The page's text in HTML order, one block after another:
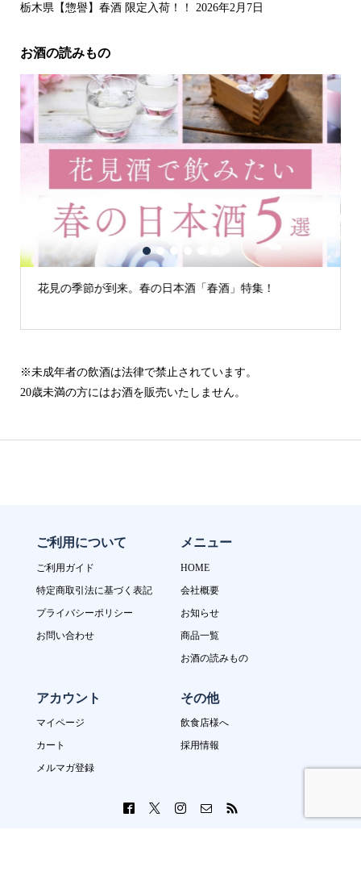
栃木県【惣譽】春酒 限定入荷！！ 2026年2月7日
お酒の読みもの
日本酒「春酒」特集！ 古城の街「犬山」の日本酒
1 2 3 5
※未成年者の飲酒は法律で禁止されています。
20歳未満の方にはお酒を販売いたしません。
ご利用について
ご利用ガイド
特定商取引法に基づく表記
プライバシーポリシー
お問い合わせ
メニュー
HOME
会社概要
お知らせ
商品一覧
お酒の読みもの
アカウント
マイページ
カート
メルマガ登録
その他
飲食店様へ
採用情報